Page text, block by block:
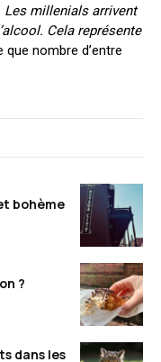
Les millenials arrivent
Cela représente
que nombre d’entre
bohème
?
dans les